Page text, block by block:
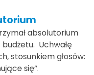
absolutorium
Uchwałę
stosunkiem głosów:
się”.